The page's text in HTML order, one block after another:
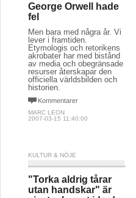
George Orwell hade
fel
Men bara med några år. Vi
lever i framtiden.
Etymologis och retorikens
akrobater har med bistånd
av media och obegränsade
resurser återskapar den
officiella världsbilden och
historien.
Kommentarer
MARC LEON
2007-03-15 11:40:00
KULTUR & NÖJE
"Torka aldrig tårar
utan handskar" är